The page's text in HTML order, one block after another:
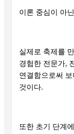
이론 중심이 아
실제로 축제를
경험한 전문가,
연결함으로써
것이다.
또한 초기 단계